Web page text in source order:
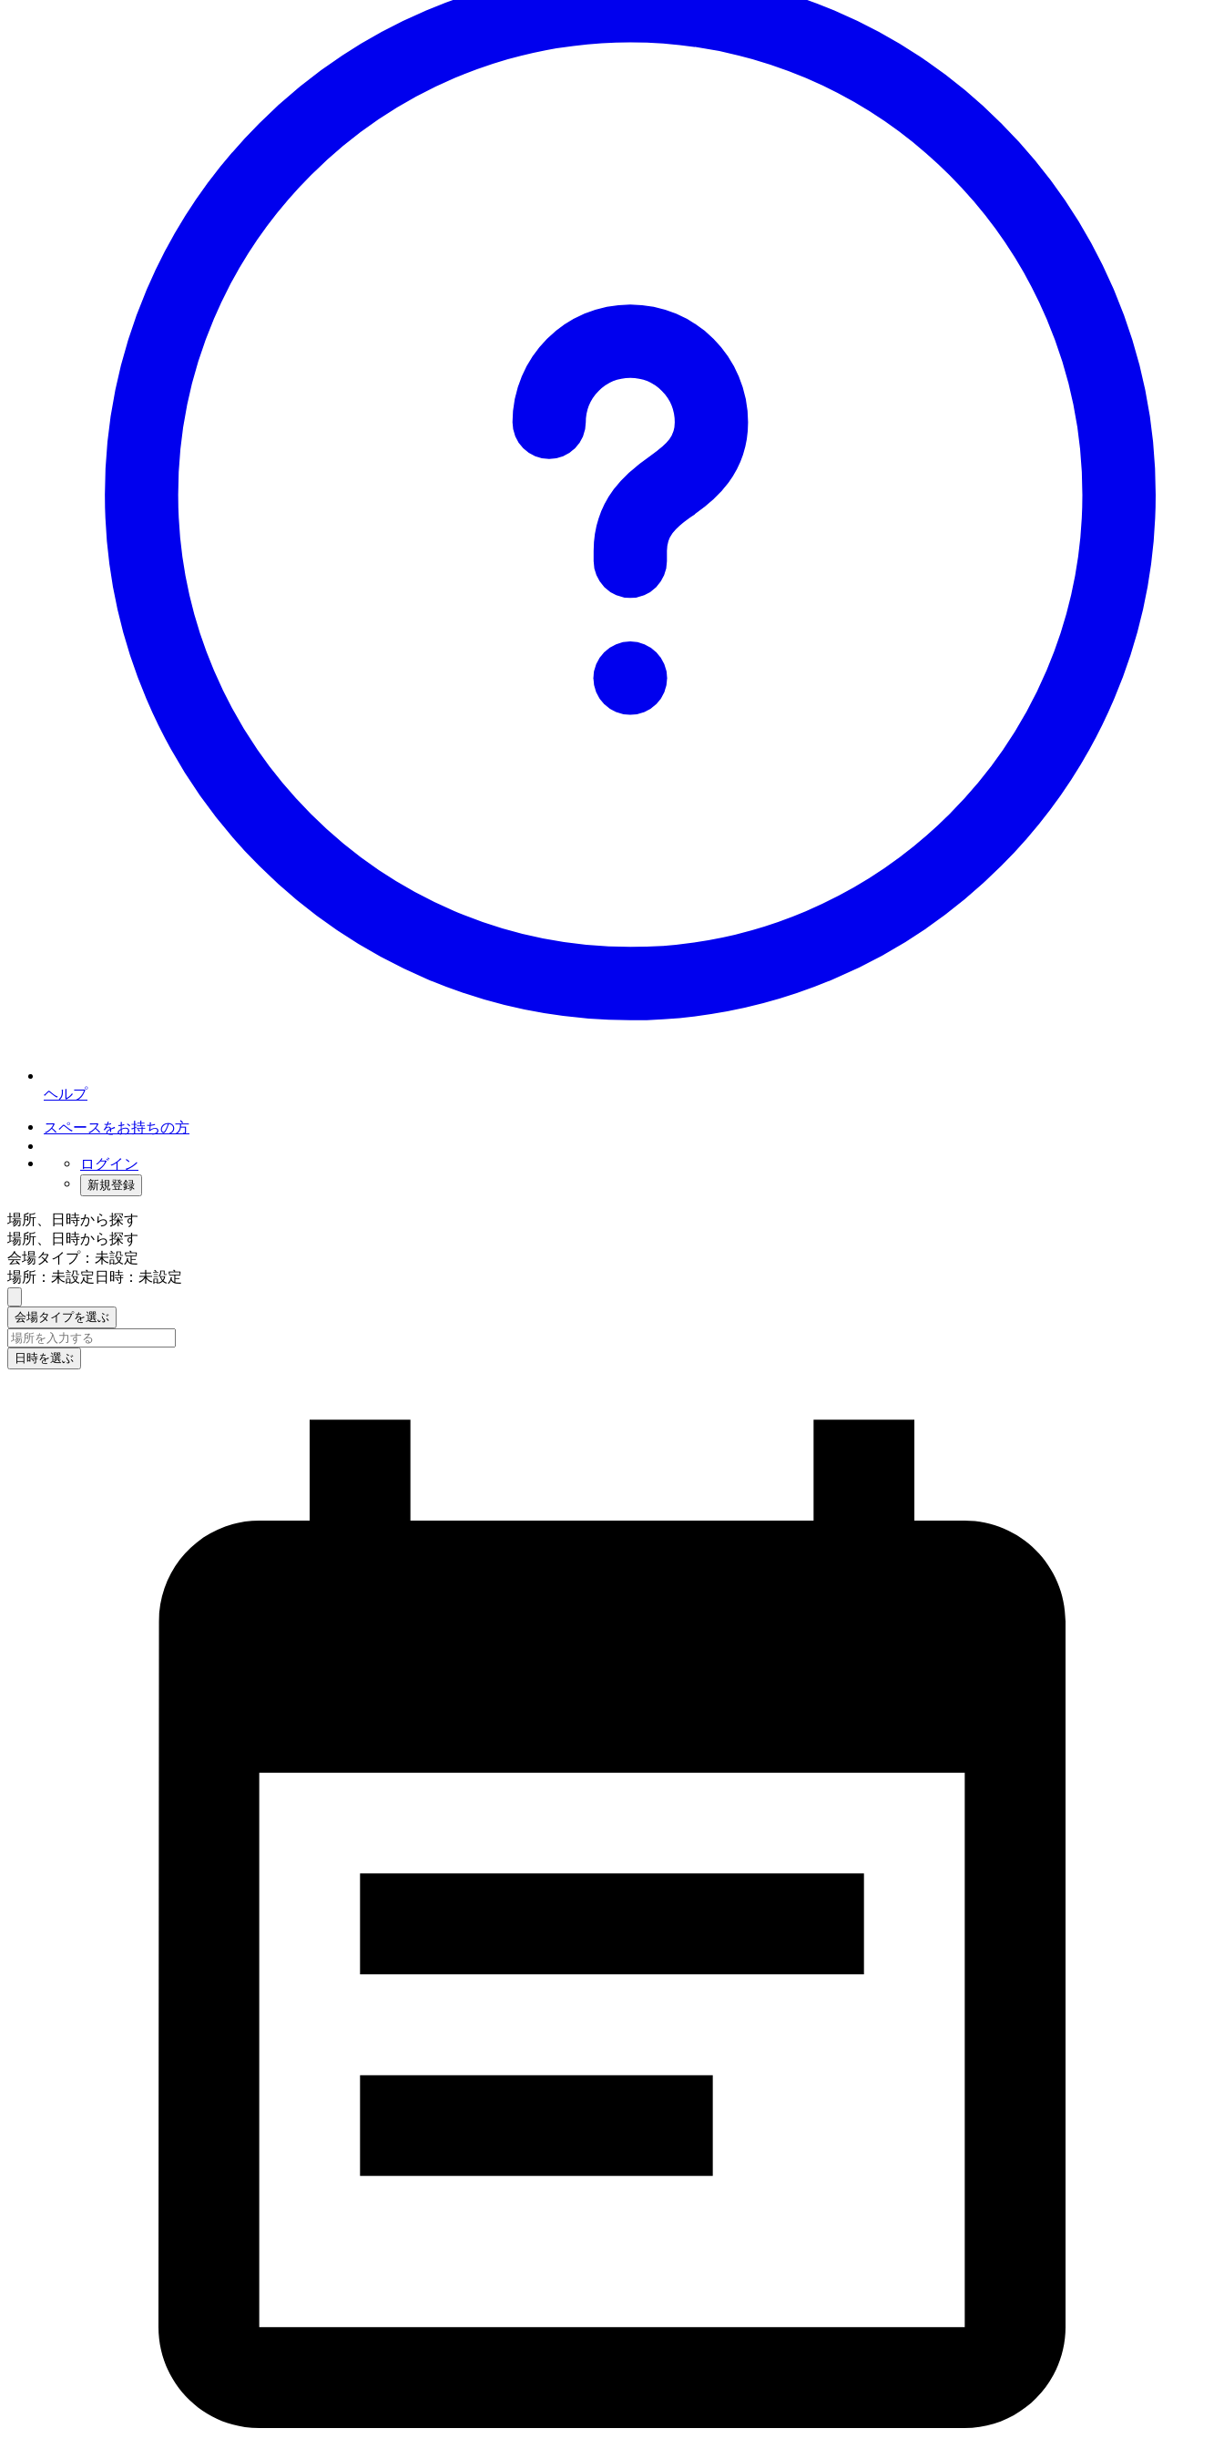
ヘルプ
スペースをお持ちの方
ログイン
新規登録
場所、日時から探す
場所、日時から探す
会場タイプ：未設定
場所：未設定日時：未設定
会場タイプを選ぶ
日時を選ぶ